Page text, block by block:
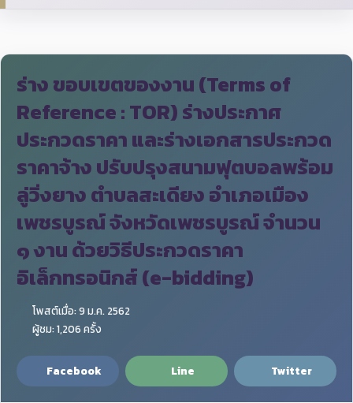
ร่าง ขอบเขตของงาน (Terms of
Reference : TOR) ร่างประกาศ
ประกวดราคา และร่างเอกสารประกวด
ราคาจ้าง ปรับปรุงสนามฟุตบอลพร้อม
ลู่วิ่งยาง ตำบลสะเดียง อำเภอเมือง
เพชรบูรณ์ จังหวัดเพชรบูรณ์ จำนวน
๑ งาน ด้วยวิธีประกวดราคา
อิเล็กทรอนิกส์ (e-bidding)
โพสต์เมื่อ: 9 ม.ค. 2562
ผู้ชม: 1,206 ครั้ง
Facebook Line Twitter